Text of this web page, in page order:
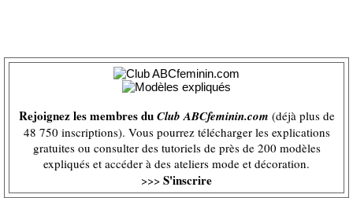
Rejoignez les membres duClub ABCfeminin.com (déjà plus de
48 750 inscriptions). Vous pourrez télécharger les explications
gratuites ou consulter des tutoriels de près de 200 modèles
expliqués et accéder à des ateliers mode et décoration.
>>> S'inscrire